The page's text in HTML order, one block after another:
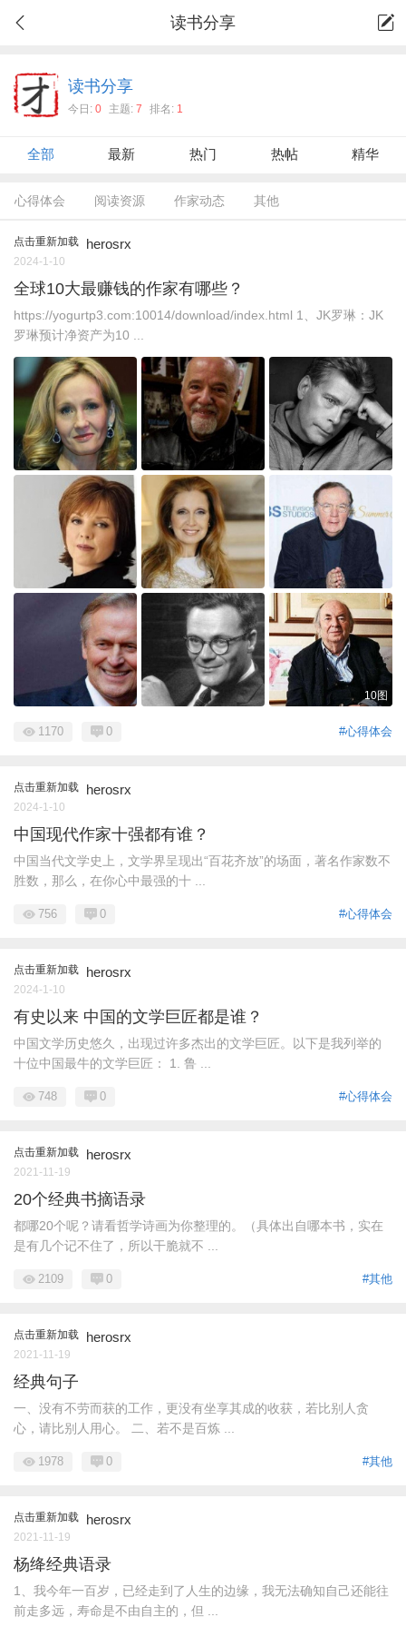
读书分享
读书分享
今日: 0 主题: 7 排名: 1
全部 最新 热门 热帖 精华
心得体会 阅读资源 作家动态 其他
点击重新加载 herosrx
2024-1-10
全球10大最赚钱的作家有哪些？
https://yogurtp3.com:10014/download/index.html 1、JK罗琳：JK
罗琳预计净资产为10 ...
10图
#心得体会
1170 0
点击重新加载 herosrx
2024-1-10
中国现代作家十强都有谁？
中国当代文学史上，文学界呈现出“百花齐放”的场面，著名作家数不
胜数，那么，在你心中最强的十 ...
#心得体会
756 0
点击重新加载 herosrx
2024-1-10
有史以来 中国的文学巨匠都是谁？
中国文学历史悠久，出现过许多杰出的文学巨匠。以下是我列举的
十位中国最牛的文学巨匠： 1. 鲁 ...
#心得体会
748 0
点击重新加载 herosrx
2021-11-19
20个经典书摘语录
都哪20个呢？请看哲学诗画为你整理的。（具体出自哪本书，实在
是有几个记不住了，所以干脆就不 ...
#其他
2109 0
点击重新加载 herosrx
2021-11-19
经典句子
一、没有不劳而获的工作，更没有坐享其成的收获，若比别人贪
心，请比别人用心。 二、若不是百炼 ...
#其他
1978 0
点击重新加载 herosrx
2021-11-19
杨绛经典语录
1、我今年一百岁，已经走到了人生的边缘，我无法确知自己还能往
前走多远，寿命是不由自主的，但 ...